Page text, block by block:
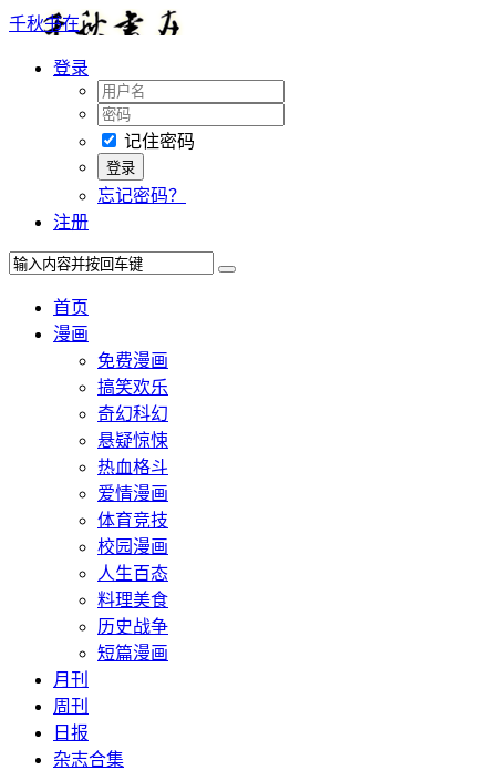
千秋书在
登录
记住密码
忘记密码？
注册
首页
漫画
免费漫画
搞笑欢乐
奇幻科幻
悬疑惊悚
热血格斗
爱情漫画
体育竞技
校园漫画
人生百态
料理美食
历史战争
短篇漫画
月刊
周刊
日报
杂志合集